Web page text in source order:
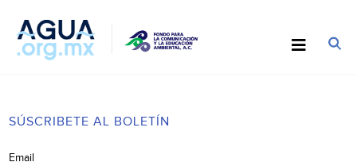
SÚSCRIBETE AL BOLETÍN
Email